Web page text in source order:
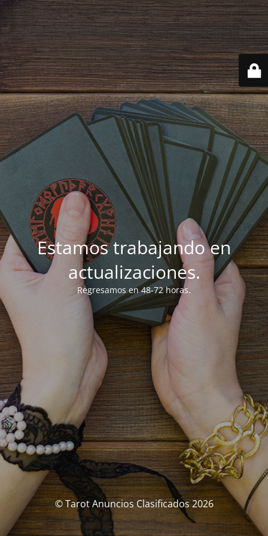
Estamos trabajando en
actualizaciones.
Regresamos en 48-72 horas.
© Tarot Anuncios Clasificados 2026